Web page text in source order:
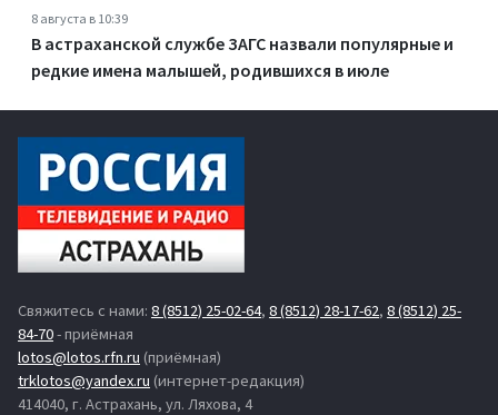
8 августа в 10:39
В астраханской службе ЗАГС назвали популярные и
редкие имена малышей, родившихся в июле
Свяжитесь с нами: 8 (8512) 25-02-64, 8 (8512) 28-17-62, 8 (8512) 25-
84-70- приёмная
lotos@lotos.rfn.ru (приёмная)
trklotos@yandex.ru (интернет-редакция)
414040, г. Астрахань, ул. Ляхова, 4